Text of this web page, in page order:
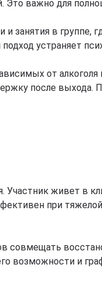
важно для
занятия в
устраняет
от
после
Участник живет в
при
совмещать
возможности и